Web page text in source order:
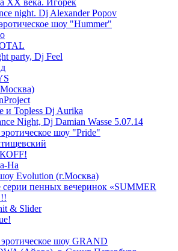
ХХ века. Игорек
night. Dj Alexander Popov
шоу "Hummer"
party, Dj Feel
и Topless Dj Aurika
Night, Dj Damian Wasse 5.07.14
шоу "Pride"
На
Evolution (г.Москва)
серии пенных вечеринок «SUMMER
& Slider
шоу GRAND